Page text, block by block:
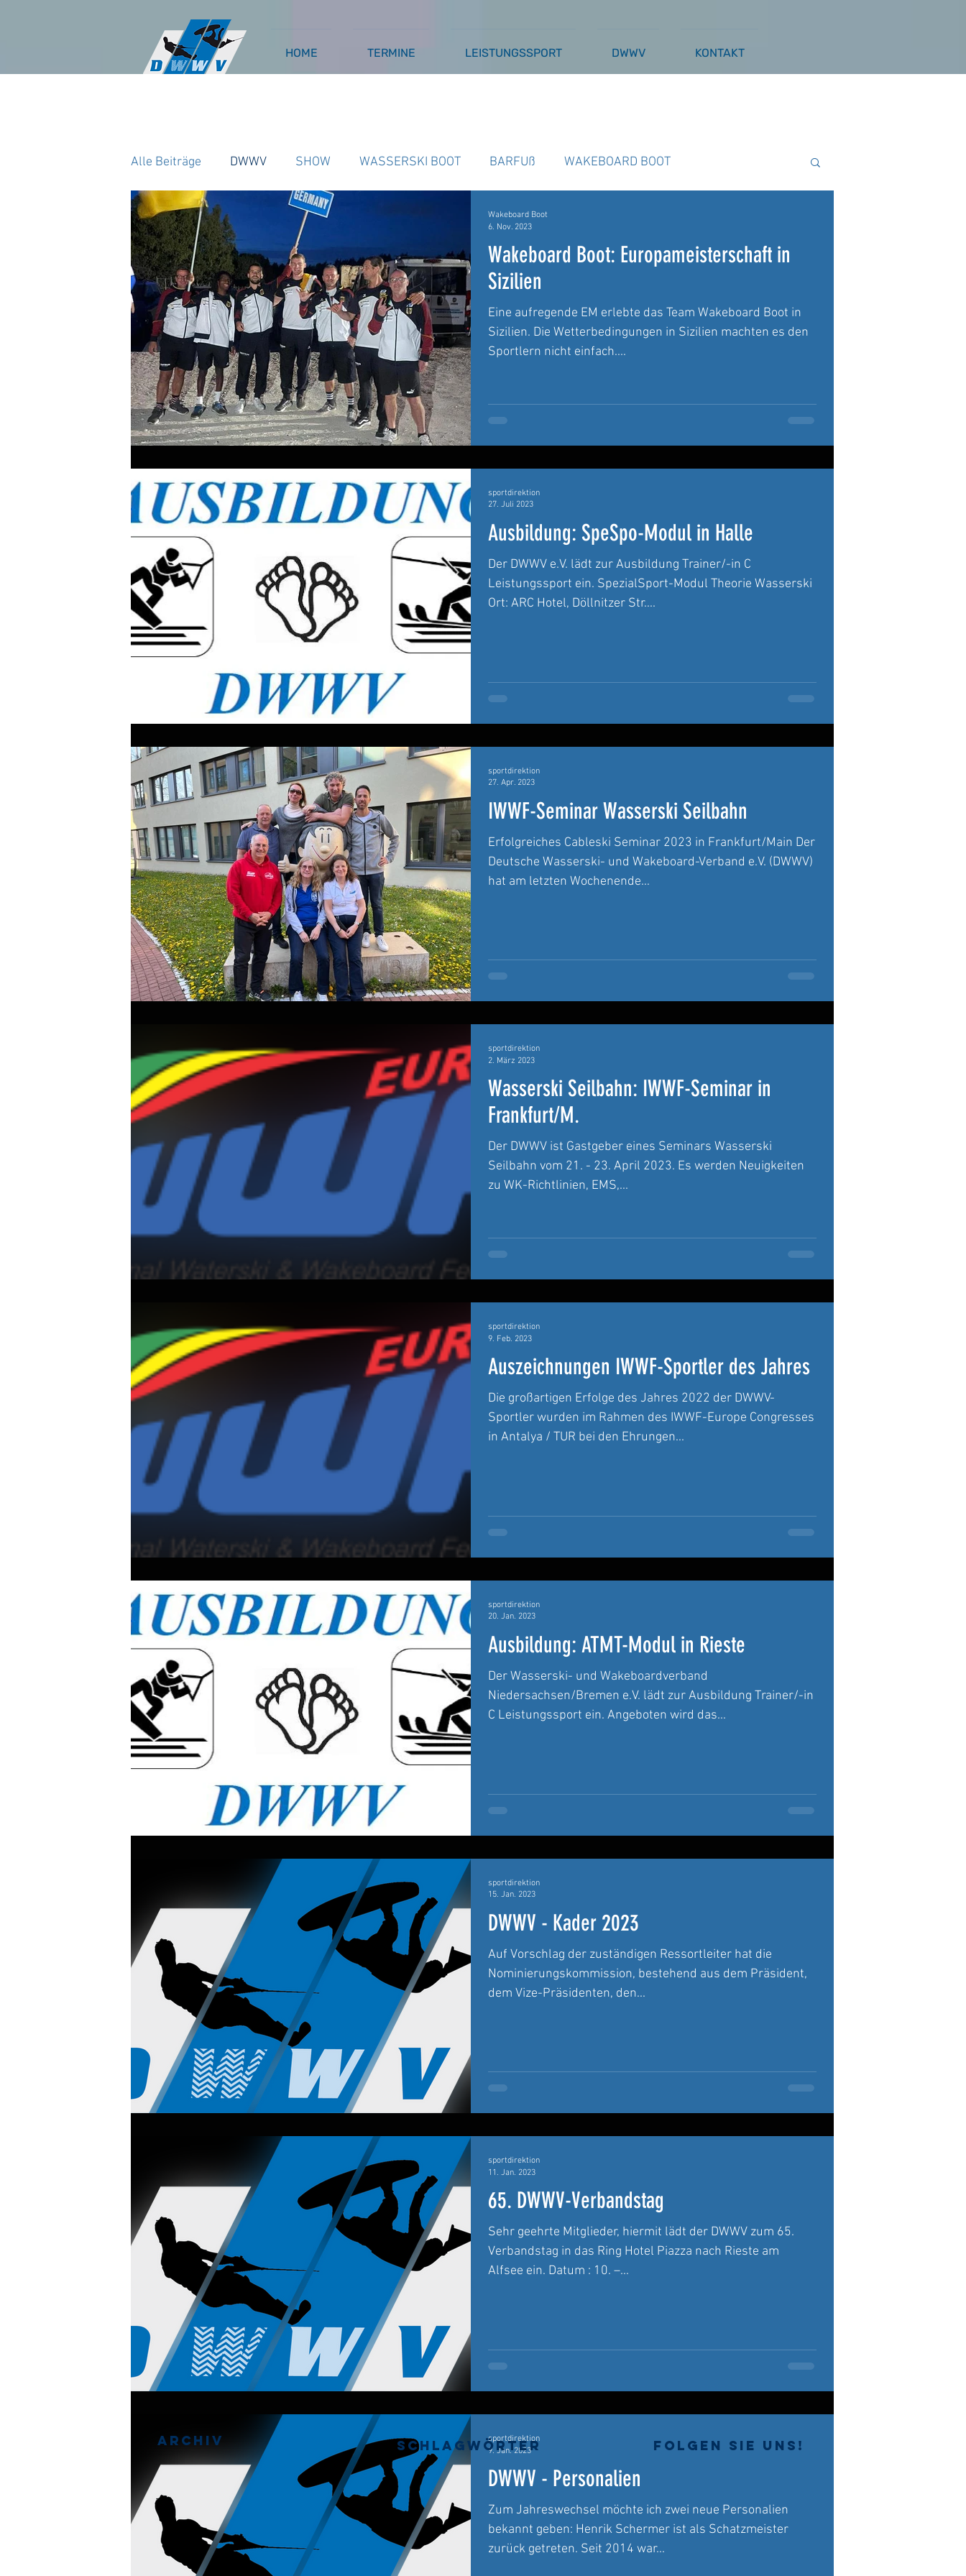
HOME TERMINE LEISTUNGSSPORT DWWV KONTAKT
Alle Beiträge DWWV SHOW WASSERSKI BOOT BARFUß WAKEBOARD BOOT
WAKEBOARD CABLE WASSERSKI SEILBAHN AUSSCHREIBUNGEN
Wakeboard Boot: Europameisterschaft in
Sizilien
Eine aufregende EM erlebte das Team Wakeboard Boot in
Sizilien. Die Wetterbedingungen in Sizilien machten es den
Sportlern nicht einfach....
Wakeboard Boot
6. Nov. 2023
Ausbildung: SpeSpo-Modul in Halle
Der DWWV e.V. lädt zur Ausbildung Trainer/-in C
Leistungssport ein. SpezialSport-Modul Theorie Wasserski
Ort: ARC Hotel, Döllnitzer Str....
sportdirektion
27. Juli 2023
IWWF-Seminar Wasserski Seilbahn
Erfolgreiches Cableski Seminar 2023 in Frankfurt/Main Der
Deutsche Wasserski- und Wakeboard-Verband e.V. (DWWV)
hat am letzten Wochenende...
sportdirektion
27. Apr. 2023
Wasserski Seilbahn: IWWF-Seminar in
Frankfurt/M.
Der DWWV ist Gastgeber eines Seminars Wasserski
Seilbahn vom 21. - 23. April 2023. Es werden Neuigkeiten
zu WK-Richtlinien, EMS,...
sportdirektion
2. März 2023
Auszeichnungen IWWF-Sportler des Jahres
Die großartigen Erfolge des Jahres 2022 der DWWV-
Sportler wurden im Rahmen des IWWF-Europe Congresses
in Antalya / TUR bei den Ehrungen...
sportdirektion
9. Feb. 2023
Ausbildung: ATMT-Modul in Rieste
Der Wasserski- und Wakeboardverband
Niedersachsen/Bremen e.V. lädt zur Ausbildung Trainer/-in
C Leistungssport ein. Angeboten wird das...
sportdirektion
20. Jan. 2023
DWWV - Kader 2023
Auf Vorschlag der zuständigen Ressortleiter hat die
Nominierungskommission, bestehend aus dem Präsident,
dem Vize-Präsidenten, den...
sportdirektion
15. Jan. 2023
65. DWWV-Verbandstag
Sehr geehrte Mitglieder, hiermit lädt der DWWV zum 65.
Verbandstag in das Ring Hotel Piazza nach Rieste am
Alfsee ein. Datum : 10. –...
sportdirektion
11. Jan. 2023
DWWV - Personalien
Zum Jahreswechsel möchte ich zwei neue Personalien
bekannt geben: Henrik Schermer ist als Schatzmeister
zurück getreten. Seit 2014 war...
sportdirektion
9. Jan. 2023
Archiv Schlagwörter Folgen Sie uns!